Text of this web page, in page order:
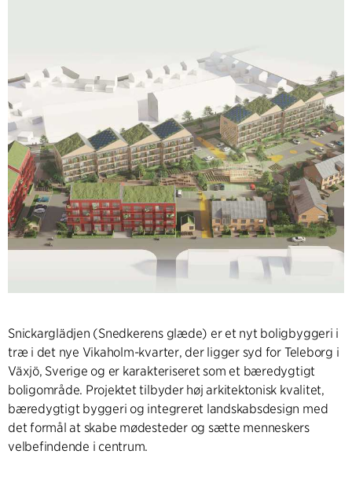
Snickarglädjen (Snedkerens glæde) er et nyt boligbyggeri i
træ i det nye Vikaholm-kvarter, der ligger syd for Teleborg i
Växjö, Sverige og er karakteriseret som et bæredygtigt
boligområde. Projektet tilbyder høj arkitektonisk kvalitet,
bæredygtigt byggeri og integreret landskabsdesign med
det formål at skabe mødesteder og sætte menneskers
velbefindende i centrum.